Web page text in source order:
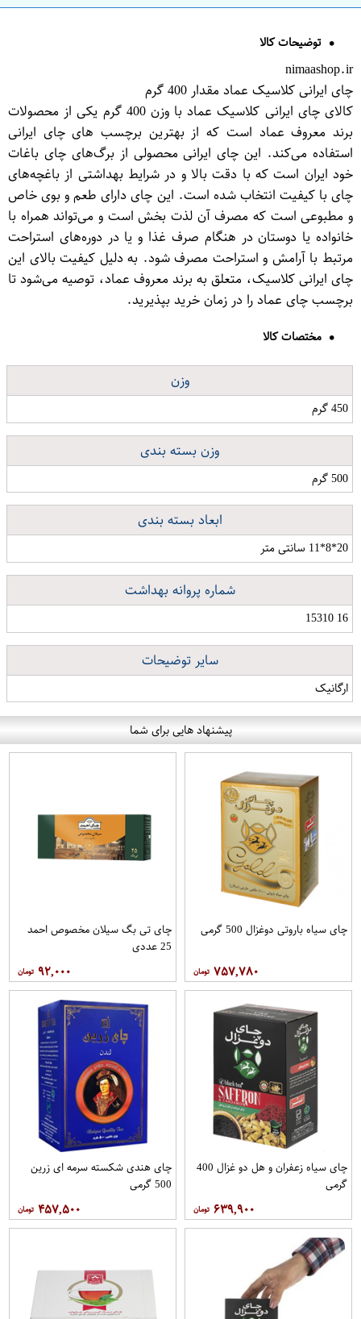
توضیحات کالا
nimaashop.ir
چای ایرانی کلاسیک عماد مقدار 400 گرم
کالای چای ایرانی کلاسیک عماد با وزن 400 گرم یکی از محصولات
برند معروف عماد است که از بهترین برچسب های چای ایرانی
استفاده می‌کند. این چای ایرانی محصولی از برگ‌های چای باغات
خود ایران است که با دقت بالا و در شرایط بهداشتی از باغچه‌های
چای با کیفیت انتخاب شده است. این چای دارای طعم و بوی خاص
و مطبوعی است که مصرف آن لذت بخش است و می‌تواند همراه با
خانواده یا دوستان در هنگام صرف غذا و یا در دوره‌های استراحت
مرتبط با آرامش و استراحت مصرف شود. به دلیل کیفیت بالای این
چای ایرانی کلاسیک، متعلق به برند معروف عماد، توصیه می‌شود تا
برچسب چای عماد را در زمان خرید بپذیرید.
مختصات کالا
وزن
450 گرم
وزن بسته بندی
500 گرم
ابعاد بسته بندی
20*8*11 سانتی متر
شماره پروانه بهداشت
16 15310
سایر توضیحات
ارگانیک
پیشنهاد هایی برای شما
چای سیاه باروتی دوغزال 500 گرمی
۷۵۷,۷۸۰
چای تی بگ سیلان مخصوص احمد
25 عددی
۹۲,۰۰۰
چای سیاه زعفران و هل دو غزال 400
گرمی
۶۳۹,۹۰۰
چای هندی شکسته سرمه ای زرین
500 گرمی
۴۵۷,۵۰۰